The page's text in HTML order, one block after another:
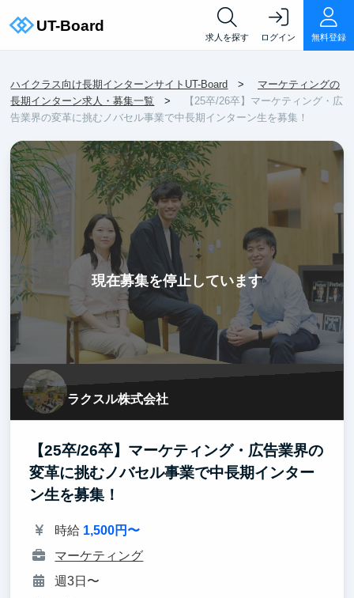
求人を探す ログイン 無料登録
ハイクラス向け長期インターンサイトUT-Board
マーケティングの
長期インターン求人・募集一覧
【25卒/26卒】マーケティング・広
告業界の変革に挑むノバセル事業で中長期インターン生を募集！
現在募集を停止しています
ラクスル株式会社
【25卒/26卒】マーケティング・広告業界の
変革に挑むノバセル事業で中長期インター
ン生を募集！
時給 1,500円〜
マーケティング
週3日〜